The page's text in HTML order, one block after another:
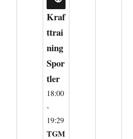
CLOSE
Kraf
ttrai
ning
Spor
tler
18:00
-
19:29
TGM